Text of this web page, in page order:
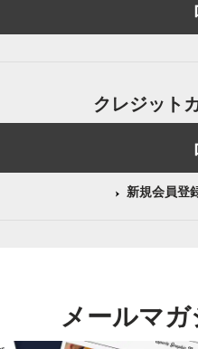
クレジット
新規会員登
メールマガ